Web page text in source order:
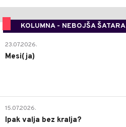
KOLUMNA - NEBOJŠA ŠATARA
23.07.2026.
Mesi(ja)
15.07.2026.
Ipak valja bez kralja?